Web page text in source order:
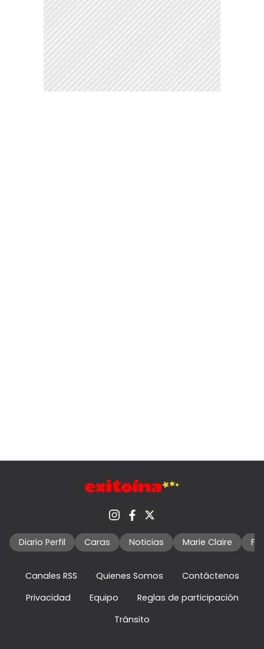
Diario Perfil Caras Noticias Marie Claire
Canales RSS Quienes Somos
Contáctenos
Privacidad
Equipo
Reglas de participación
Tránsito